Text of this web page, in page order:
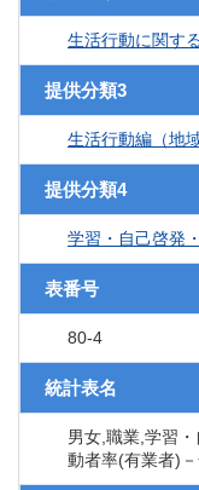
生活行動に関す
提供分類3
生活行動編（地域
提供分類4
学習・自己啓発
表番号
80-4
統計表名
男女,職業,学習
動者率(有業者)